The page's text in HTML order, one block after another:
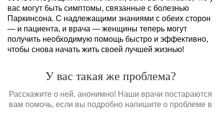
вас могут быть симптомы, связанные с болезнью
Паркинсона. С надлежащими знаниями с обеих сторон
— и пациента, и врача — женщины теперь могут
получить необходимую помощь быстро и эффективно,
чтобы снова начать жить своей лучшей жизнью!
У вас такая же проблема?
Расскажите о ней, анонимно! Наши врачи постараются
вам помочь, если вы подробно напишите о проблеме в